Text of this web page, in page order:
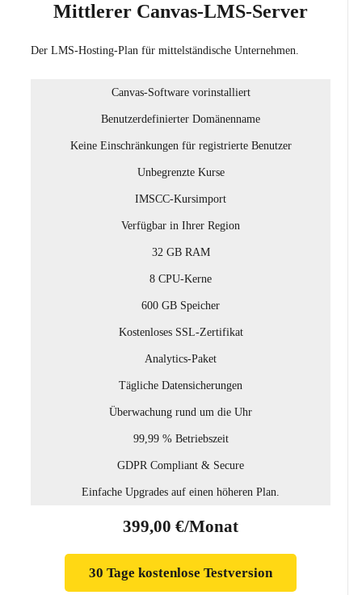
Mittlerer Canvas-LMS-Server
Der LMS-Hosting-Plan für mittelständische Unternehmen.
Canvas-Software vorinstalliert
Benutzerdefinierter Domänenname
Keine Einschränkungen für registrierte Benutzer
Unbegrenzte Kurse
IMSCC-Kursimport
Verfügbar in Ihrer Region
32 GB RAM
8 CPU-Kerne
600 GB Speicher
Kostenloses SSL-Zertifikat
Analytics-Paket
Tägliche Datensicherungen
Überwachung rund um die Uhr
99,99 % Betriebszeit
GDPR Compliant & Secure
Einfache Upgrades auf einen höheren Plan.
399,00 €/Monat
30 Tage kostenlose Testversion